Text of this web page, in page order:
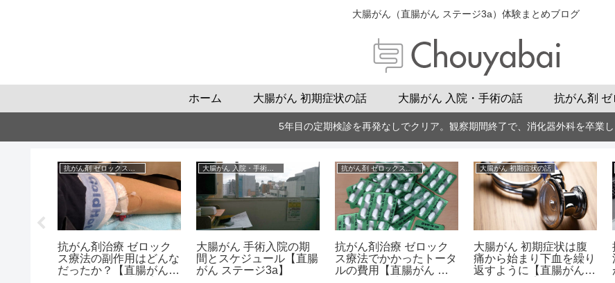
大腸がん（直腸がん ステージ3a）体験まとめブログ
ホーム 大腸がん 初期症状の話 大腸がん 入院・手術の話 抗がん剤
5年目の定期検診を再発なしでクリア。観察期間終了で、消化器外科を卒業し
抗がん剤治療 ゼロック
ス療法の副作用はどんな
だったか？【直腸がん
大腸がん 入院・手術の話
大腸がん 手術入院の期
間とスケジュール【直腸
がん ステージ3a】
抗がん剤 ゼロックスの話
抗がん剤治療 ゼロック
ス療法でかかったトータ
ルの費用【直腸がん ス
大腸がん 初期症状の話
大腸がん 初期症状は腹
痛から始まり下血を繰り
返すように【直腸がん